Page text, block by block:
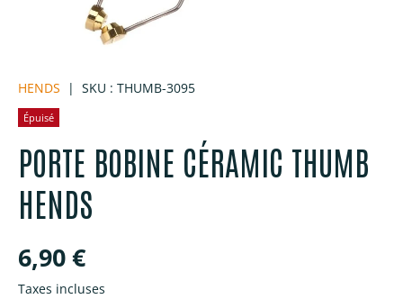
HENDS | SKU : THUMB-3095
Épuisé
PORTE BOBINE CÉRAMIC THUMB
HENDS
Prix habituel
6,90 €
Taxes incluses